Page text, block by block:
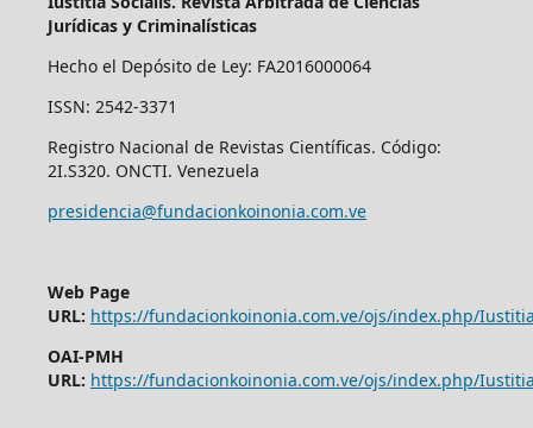
Jurídicas y Criminalísticas
Hecho el Depósito de Ley: FA2016000064
ISSN: 2542-3371
Registro Nacional de Revistas Científicas. Código:
2I.S320. ONCTI. Venezuela
presidencia@fundacionkoinonia.com.ve
Web Page
URL: https://fundacionkoinonia.com.ve/ojs/index.php/
OAI-PMH
URL: https://fundacionkoinonia.com.ve/ojs/index.php/